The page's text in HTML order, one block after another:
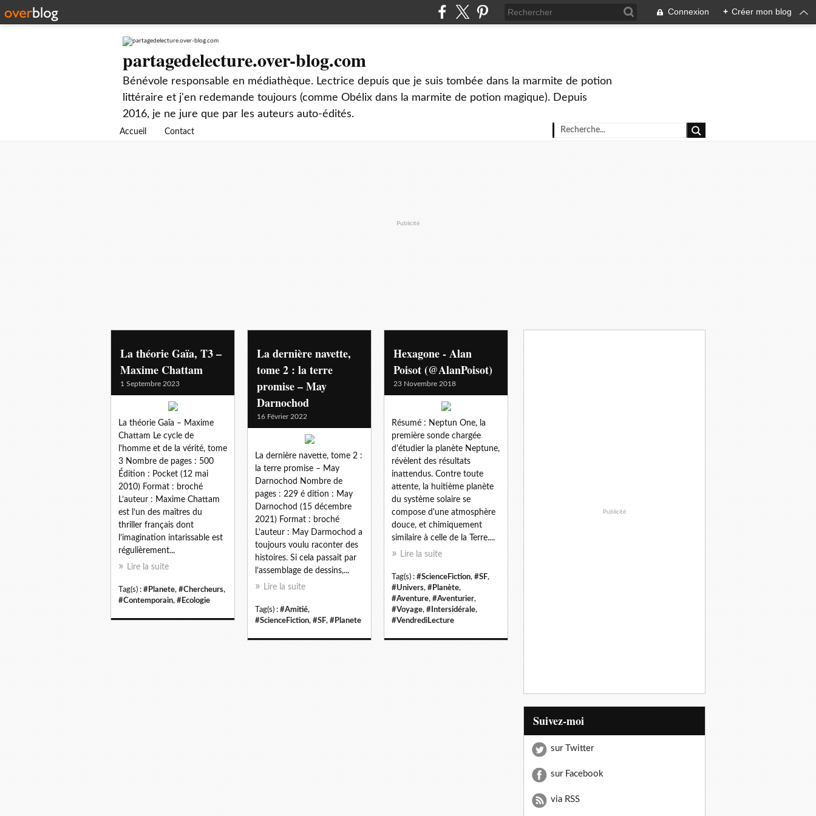
Connexion + Créer mon blog
partagedelecture.over-blog.com
Bénévole responsable en médiathèque. Lectrice depuis que je suis tombée dans la marmite de potion
littéraire et j'en redemande toujours (comme Obélix dans la marmite de potion magique). Depuis
2016, je ne jure que par les auteurs auto-édités.
Accueil Contact
Publicité
planete
La théorie Gaïa, T3 –
Maxime Chattam
1 Septembre 2023
La théorie Gaïa – Maxime
Chattam Le cycle de
l'homme et de la vérité, tome
3 Nombre de pages : 500
Édition : Pocket (12 mai
2010) Format : broché
L’auteur : Maxime Chattam
est l’un des maîtres du
thriller français dont
l’imagination intarissable est
régulièrement...
Lire la suite
Tag(s) : #Planete, #Chercheurs,
#Contemporain, #Ecologie
La dernière navette,
tome 2 : la terre
promise – May
Darnochod
16 Février 2022
La dernière navette, tome 2 :
la terre promise – May
Darnochod Nombre de
pages : 229 é dition : May
Darnochod (15 décembre
2021) Format : broché
L’auteur : May Darmochod a
toujours voulu raconter des
histoires. Si cela passait par
l’assemblage de dessins,...
Lire la suite
Tag(s) : #Amitié,
#ScienceFiction, #SF, #Planete
Hexagone - Alan
Poisot (@AlanPoisot)
23 Novembre 2018
Résumé : Neptun One, la
première sonde chargée
d'étudier la planète Neptune,
révèlent des résultats
inattendus. Contre toute
attente, la huitième planète
du système solaire se
compose d'une atmosphère
douce, et chimiquement
similaire à celle de la Terre....
Lire la suite
Tag(s) : #ScienceFiction, #SF,
#Univers, #Planète,
#Aventure, #Aventurier,
#Voyage, #Intersidérale,
#VendrediLecture
Publicité
Suivez-moi
sur Twitter
sur Facebook
via RSS